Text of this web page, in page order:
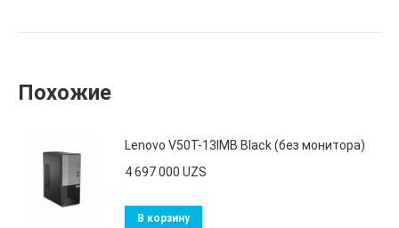
Похожие
Lenovo V50T-13IMB Black (без монитора)
4 697 000 UZS
В корзину